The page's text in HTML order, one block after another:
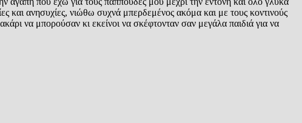
ανησυχίες, νιώθω συχνά μπερδεμένος ακόμα και με τους κοντινούς
να μπορούσαν κι εκείνοι να σκέφτονταν σαν μεγάλα παιδιά για να